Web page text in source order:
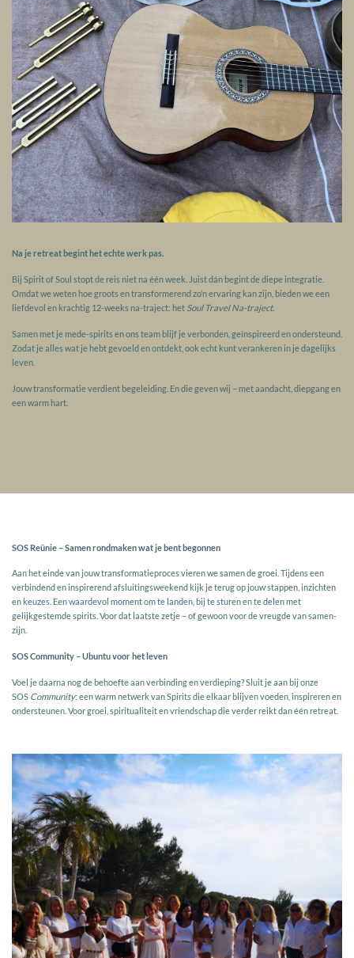
Na je retreat begint het echte werk pas.
Bij Spirit of Soul stopt de reis niet na één week. Juist dán begint de diepe integratie.
Omdat we weten hoe groots en transformerend zo’n ervaring kan zijn, bieden we een
liefdevol en krachtig 12-weeks na-traject: het Soul Travel Na-traject.
Samen met je mede-spirits en ons team blijf je verbonden, geïnspireerd en ondersteund.
Zodat je alles wat je hebt gevoeld en ontdekt, ook echt kunt verankeren in je dagelijks
leven.
Jouw transformatie verdient begeleiding. En die geven wij – met aandacht, diepgang en
een warm hart.
SOS Reünie – Samen rondmaken wat je bent begonnen
Aan het einde van jouw transformatieproces vieren we samen de groei. Tijdens een
verbindend en inspirerend afsluitingsweekend kijk je terug op jouw stappen, inzichten
en keuzes. Een waardevol moment om te landen, bij te sturen en te delen met
gelijkgestemde spirits. Voor dat laatste zetje – of gewoon voor de vreugde van samen-
zijn.
SOS Community – Ubuntu voor het leven
Voel je daarna nog de behoefte aan verbinding en verdieping? Sluit je aan bij onze
SOS Community: een warm netwerk van Spirits die elkaar blijven voeden, inspireren en
ondersteunen. Voor groei, spiritualiteit en vriendschap die verder reikt dan één retreat.